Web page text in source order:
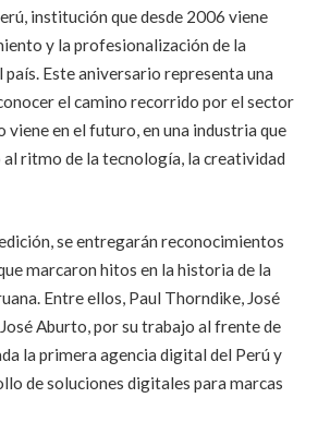
institución que desde 2006 viene
y la profesionalización de la
Este aniversario representa una
el camino recorrido por el sector
en el futuro, en una industria que
ritmo de la tecnología, la creatividad
se entregarán reconocimientos
marcaron hitos en la historia de la
Entre ellos, Paul Thorndike, José
Aburto, por su trabajo al frente de
la primera agencia digital del Perú y
de soluciones digitales para marcas